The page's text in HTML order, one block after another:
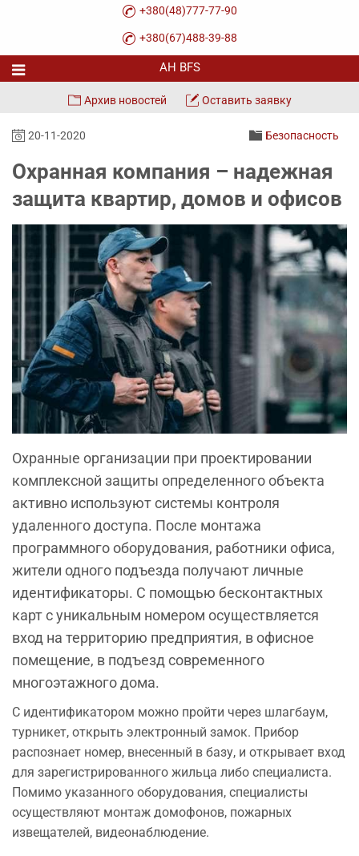
+380(48)777-77-90
+380(67)488-39-88
Архив новостей Оставить заявку
20-11-2020 Безопасность
Охранная компания – надежная
защита квартир, домов и офисов
Охранные организации при проектировании
комплексной защиты определенного объекта
активно используют системы контроля
удаленного доступа. После монтажа
программного оборудования, работники офиса,
жители одного подъезда получают личные
идентификаторы. С помощью бесконтактных
карт с уникальным номером осуществляется
вход на территорию предприятия, в офисное
помещение, в подъезд современного
многоэтажного дома.
С идентификатором можно пройти через шлагбаум,
турникет, открыть электронный замок. Прибор
распознает номер, внесенный в базу, и открывает вход
для зарегистрированного жильца либо специалиста.
Помимо указанного оборудования, специалисты
осуществляют монтаж домофонов, пожарных
извещателей, видеонаблюдение.